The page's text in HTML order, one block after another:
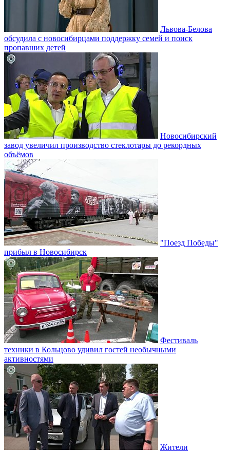
Львова-Белова
обсудила с новосибирцами поддержку семей и поиск
пропавших детей
Новосибирский
завод увеличил производство стеклотары до рекордных
объёмов
"Поезд Победы"
прибыл в Новосибирск
Фестиваль
техники в Кольцово удивил гостей необычными
активностями
Жители